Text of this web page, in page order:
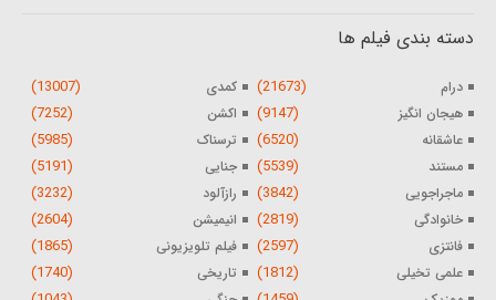
دسته بندی فیلم ها
درام (21673) کمدی (13007)
هیجان انگیز (9147) اکشن (7252)
عاشقانه (6520) ترسناک (5985)
مستند (5539) جنایی (5191)
ماجراجویی (3842) رازآلود (3232)
خانوادگی (2819) انیمیشن (2604)
فانتزی (2597) فیلم تلویزیونی (1865)
علمی تخیلی (1812) تاریخی (1740)